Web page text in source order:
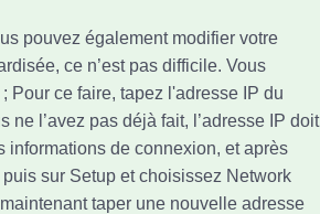
pouvez également modifier votre
ce n’est pas difficile. Vous
Pour ce faire, tapez l'adresse IP du
l’avez pas déjà fait, l’adresse IP doit
informations de connexion, et après
sur Setup et choisissez Network
taper une nouvelle adresse